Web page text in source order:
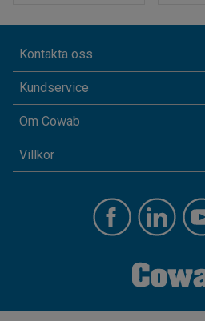
Kontakta oss
Kundservice
Om Cowab
Villkor